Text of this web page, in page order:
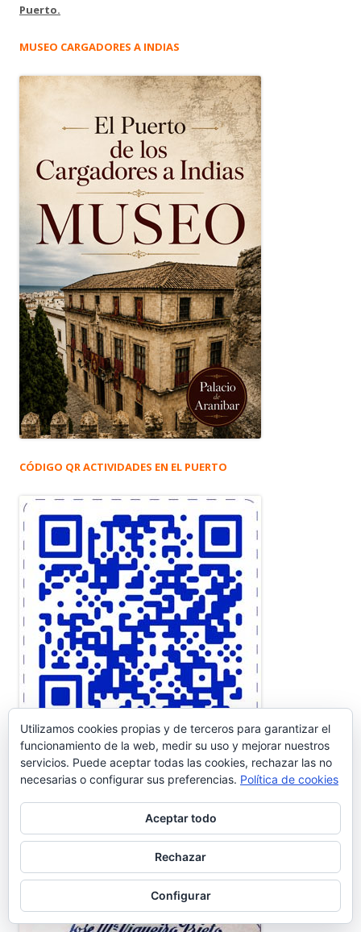
Puerto.
MUSEO CARGADORES A INDIAS
CÓDIGO QR ACTIVIDADES EN EL PUERTO
Utilizamos cookies propias y de terceros para garantizar el
funcionamiento de la web, medir su uso y mejorar nuestros
servicios. Puede aceptar todas las cookies, rechazar las no
necesarias o configurar sus preferencias. Política de cookies
Aceptar todo
Rechazar
Configurar